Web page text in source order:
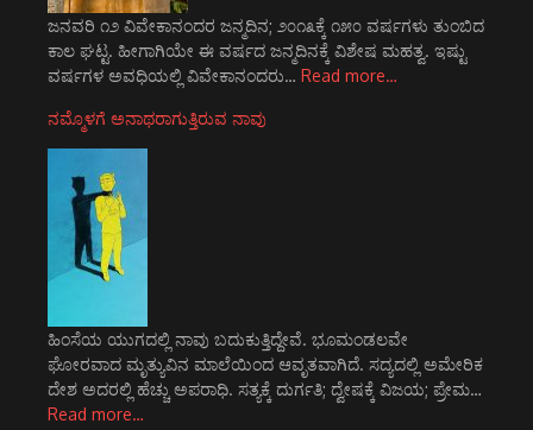
ಜನವರಿ ೧೨ ವಿವೇಕಾನಂದರ ಜನ್ಮದಿನ; ೨೦೧೩ಕ್ಕೆ ೧೫೦ ವರ್ಷಗಳು ತುಂಬಿದ
ಕಾಲ ಘಟ್ಟ. ಹೀಗಾಗಿಯೇ ಈ ವರ್ಷದ ಜನ್ಮದಿನಕ್ಕೆ ವಿಶೇಷ ಮಹತ್ವ. ಇಷ್ಟು
ವರ್ಷಗಳ ಅವಧಿಯಲ್ಲಿ ವಿವೇಕಾನಂದರು… Read more…
ನಮ್ಮೊಳಗೆ ಅನಾಥರಾಗುತ್ತಿರುವ ನಾವು
ಹಿಂಸೆಯ ಯುಗದಲ್ಲಿ ನಾವು ಬದುಕುತ್ತಿದ್ದೇವೆ. ಭೂಮಂಡಲವೇ
ಘೋರವಾದ ಮೃತ್ಯುವಿನ ಮಾಲೆಯಿಂದ ಆವೃತವಾಗಿದೆ. ಸದ್ಯದಲ್ಲಿ ಅಮೇರಿಕ
ದೇಶ ಅದರಲ್ಲಿ ಹೆಚ್ಚು ಅಪರಾಧಿ. ಸತ್ಯಕ್ಕೆ ದುರ್ಗತಿ; ದ್ವೇಷಕ್ಕೆ ವಿಜಯ; ಪ್ರೇಮ…
Read more…